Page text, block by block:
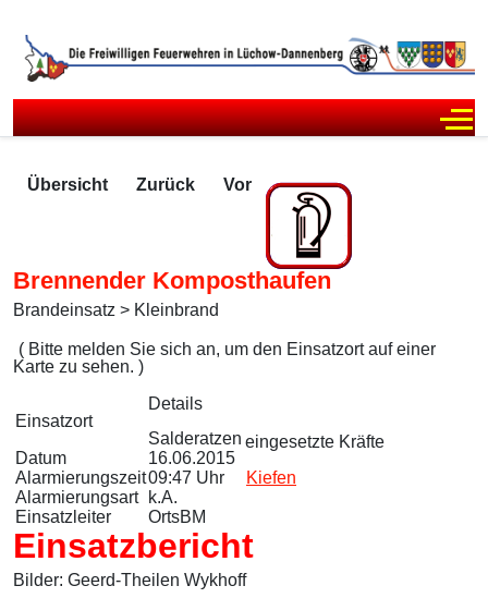
Übersicht Zurück Vor
Brennender Komposthaufen
Brandeinsatz > Kleinbrand
( Bitte melden Sie sich an, um den Einsatzort auf einer
Karte zu sehen. )
Einsatzort
Details
Salderatzen
Datum
16.06.2015
Alarmierungszeit09:47 Uhr
Alarmierungsart
k.A.
Einsatzleiter
OrtsBM
eingesetzte Kräfte
Kiefen
Einsatzbericht
Bilder: Geerd-Theilen Wykhoff